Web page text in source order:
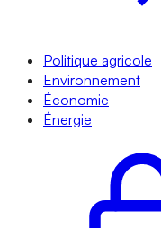
Politique agricole
Environnement
Économie
Énergie